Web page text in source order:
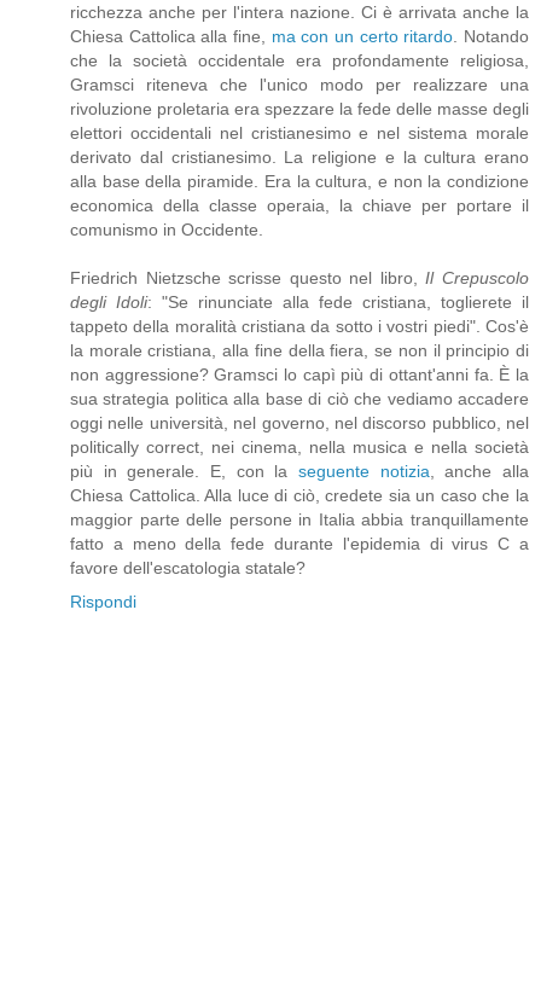
ricchezza anche per l'intera nazione. Ci è arrivata anche la
Chiesa Cattolica alla fine, ma con un certo ritardo . Notando
che la società occidentale era profondamente religiosa,
Gramsci riteneva che l'unico modo per realizzare una
rivoluzione proletaria era spezzare la fede delle masse degli
elettori occidentali nel cristianesimo e nel sistema morale
derivato dal cristianesimo. La religione e la cultura erano
alla base della piramide. Era la cultura, e non la condizione
economica della classe operaia, la chiave per portare il
comunismo in Occidente.
Friedrich Nietzsche scrisse questo nel libro,Il Crepuscolo
degli Idoli: "Se rinunciate alla fede cristiana, toglierete il
tappeto della moralità cristiana da sotto i vostri piedi". Cos'è
la morale cristiana, alla fine della fiera, se non il principio di
non aggressione? Gramsci lo capì più di ottant'anni fa. È la
sua strategia politica alla base di ciò che vediamo accadere
oggi nelle università, nel governo, nel discorso pubblico, nel
politically correct, nei cinema, nella musica e nella società
più in generale. E, con la seguente notizia , anche alla
Chiesa Cattolica. Alla luce di ciò, credete sia un caso che la
maggior parte delle persone in Italia abbia tranquillamente
fatto a meno della fede durante l'epidemia di virus C a
favore dell'escatologia statale?
Rispondi